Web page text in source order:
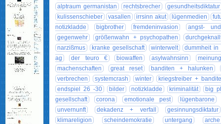
alptraum germanistan
rechtsbrecher
gesundheitsdiktatur
kulissenschieber
vasallen irrsinn akut lügenmedien
notizkladde
bigbrother fremdeninvasion
angst-
gegenwehr
größenwahn + psychopathen
narzißmus
kranke gesellschaft winterwelt
dummheit in
ag
der teuro € biowaffen asylwahnsinn
machenschaften
great reset
banditen + halunken
verbrechen
systemcrash winter
kriegstreiber +
endspiel 26 -30
bilder notizkladde kriminalität
big
gesellschaft
corona emotionale pest
lügenbarone
unvernunft
dekadenz + verfall
gesinnungsdiktatur
klimareligion
scheindemokratie untergang
arche